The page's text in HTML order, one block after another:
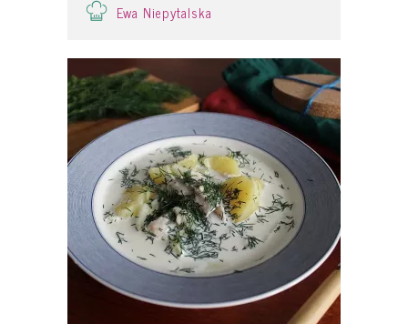
Ewa Niepytalska